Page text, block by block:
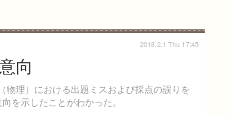
向
理）における出題ミスおよび採点の誤りを
を示したことがわかった。
2018.2.1 Thu 17:45